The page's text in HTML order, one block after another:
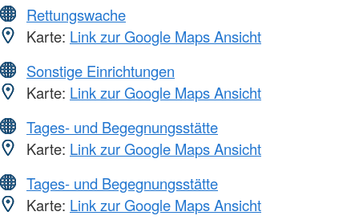
Rettungswache
Karte: Link zur Google Maps Ansicht
Sonstige Einrichtungen
Karte: Link zur Google Maps Ansicht
Tages- und Begegnungsstätte
Karte: Link zur Google Maps Ansicht
Tages- und Begegnungsstätte
Karte: Link zur Google Maps Ansicht